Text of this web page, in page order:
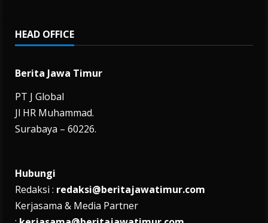
HEAD OFFICE
Berita Jawa Timur
PT J Global
Jl HR Muhammad.
Surabaya – 60226.
Hubungi
Redaksi : redaksi@beritajawatimur.com
Kerjasama & Media Partner